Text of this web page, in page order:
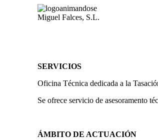
Miguel Falces, S.L.
SERVICIOS
Oficina Técnica dedicada a la
Se ofrece servicio de asesoramento
ÁMBITO DE ACTUACIÓN